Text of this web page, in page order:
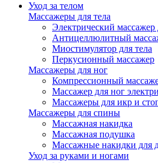
Уход за телом
Массажеры для тела
Электрический массажер
Антицеллюлитный
Миостимулятор для тела
Перкусионный массажер
Массажеры для ног
Компрессионный
Массажер для ног
Массажеры для икр и
Массажеры для спины
Массажная накидка
Массажная подушка
Массажные накидки для
Уход за руками и ногами